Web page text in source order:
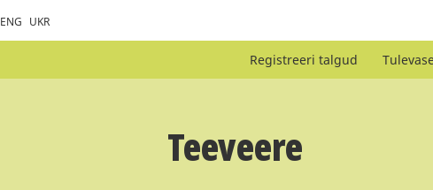
ENG UKR
Registreeri talgud
Teeveere